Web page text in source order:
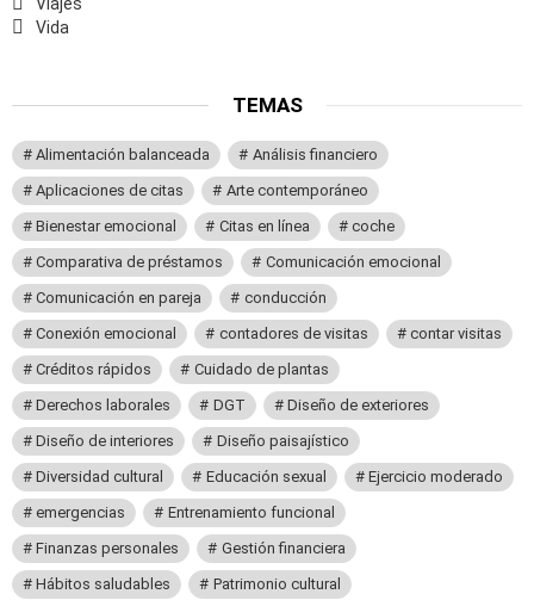
Vida
TEMAS
Alimentación balanceada
Análisis financiero
Aplicaciones de citas
Arte contemporáneo
Bienestar emocional
Citas en línea
coche
Comparativa de préstamos
Comunicación emocional
Comunicación en pareja
conducción
Conexión emocional
contadores de visitas
contar visitas
Créditos rápidos
Cuidado de plantas
Derechos laborales
DGT
Diseño de exteriores
Diseño de interiores
Diseño paisajístico
Diversidad cultural
Educación sexual
Ejercicio moderado
emergencias
Entrenamiento funcional
Finanzas personales
Gestión financiera
Hábitos saludables
Patrimonio cultural